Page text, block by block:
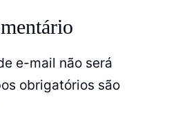
e-mail não será
obrigatórios são